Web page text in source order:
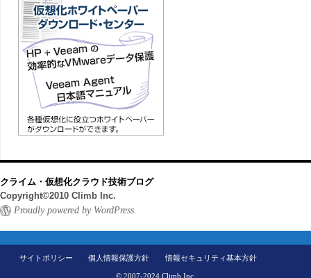
クライム・仮想化クラウド技術ブログ
Copyright©2010 Climb Inc.
Proudly powered by WordPress.
サイトポリシー 個人情報保護方針 情報セキュリティ基本方針
© 2007-2024 Climb Inc.